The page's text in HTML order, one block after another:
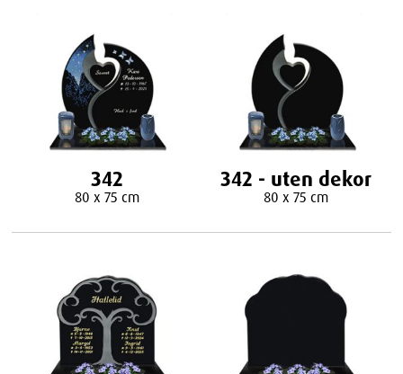
342
80 x 75 cm
342 - uten dekor
80 x 75 cm